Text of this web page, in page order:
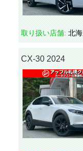
取り扱い店舗: 北
CX-30 2024